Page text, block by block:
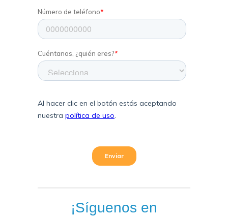
¡Síguenos en